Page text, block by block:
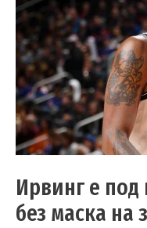
Ирвинг е под
без маска на